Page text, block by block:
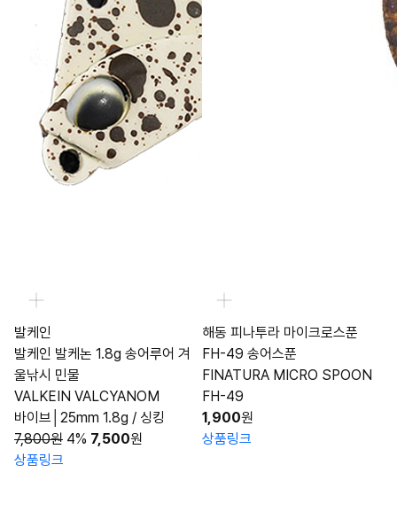
발케인
발케인 발케논 1.8g 송어루어 겨
울낚시 민물
VALKEIN VALCYANOM
바이브│25mm 1.8g / 싱킹
7,800원 4% 7,500원
상품링크
해동 피나투라 마이크로스푼
FH-49 송어스푼
FINATURA MICRO SPOON
FH-49
1,900원
상품링크